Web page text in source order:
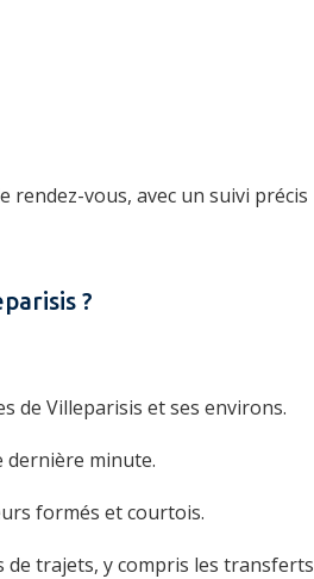
vous, avec un suivi précis
?
de Villeparisis et ses environs.
dernière minute.
formés et courtois.
trajets, y compris les transferts